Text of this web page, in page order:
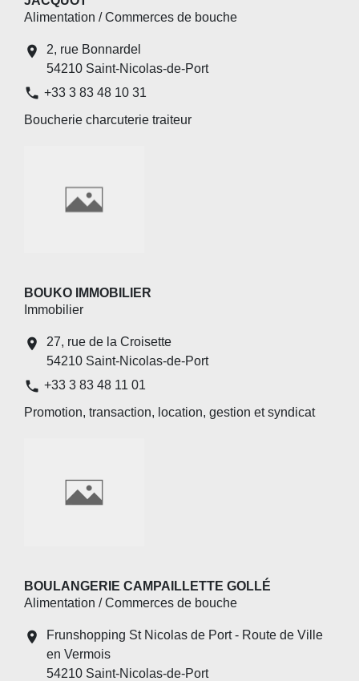
Alimentation / Commerces de bouche
location_on
2, rue Bonnardel
54210 Saint-Nicolas-de-Port
phone +33 3 83 48 10 31
Boucherie charcuterie traiteur
BOUKO IMMOBILIER
Immobilier
location_on
27, rue de la Croisette
54210 Saint-Nicolas-de-Port
phone +33 3 83 48 11 01
Promotion, transaction, location, gestion et syndicat
BOULANGERIE CAMPAILLETTE GOLLÉ
Alimentation / Commerces de bouche
location_on
Frunshopping St Nicolas de Port - Route de Ville
en Vermois
54210 Saint-Nicolas-de-Port